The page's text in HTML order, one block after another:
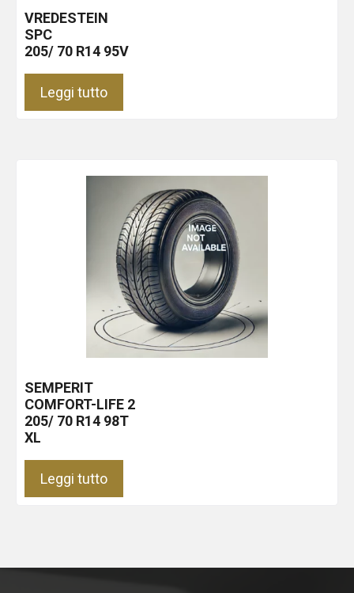
VREDESTEIN
SPC
205/ 70 R14 95V
Leggi tutto
SEMPERIT
COMFORT-LIFE 2
205/ 70 R14 98T
XL
Leggi tutto